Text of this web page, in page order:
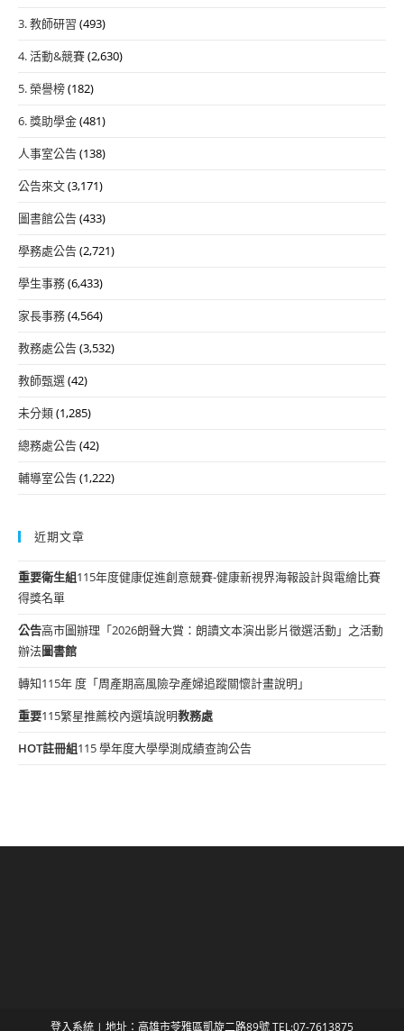
3. 教師研習 (493)
4. 活動&競賽(2,630)
5. 榮譽榜(182)
6. 獎助學金(481)
人事室公告(138)
公告來文(3,171)
圖書館公告(433)
學務處公告(2,721)
學生事務(6,433)
家長事務(4,564)
教務處公告(3,532)
教師甄選(42)
未分類(1,285)
總務處公告(42)
輔導室公告(1,222)
近期文章
重要衛生組115年度健康促進創意競賽-健康新視界海報設計與電繪比賽
得獎名單
公告高市圖辦理「2026朗聲大賞：朗讀文本演出影片徵選活動」之活動
辦法圖書館
轉知115年 度「周產期高風險孕產婦追蹤關懷計畫說明」
重要115繁星推薦校內選填說明教務處
HOT註冊組115 學年度大學學測成績查詢公告
登入系統 | 地址：高雄市苓雅區凱旋二路89號 TEL:07-7613875